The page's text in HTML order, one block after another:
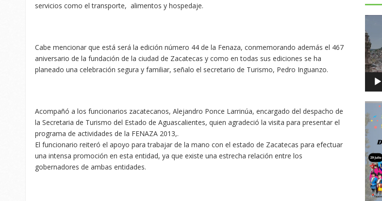
servicios como el transporte, alimentos y hospedaje.
Cabe mencionar que está será la edición número 44 de la Fenaza, conmemorando además el 467
aniversario de la fundación de la ciudad de Zacatecas y como en todas sus ediciones se ha
planeado una celebración segura y familiar, señalo el secretario de Turismo, Pedro Inguanzo.
Acompañó a los funcionarios zacatecanos, Alejandro Ponce Larrinúa, encargado del despacho de
la Secretaria de Turismo del Estado de Aguascalientes, quien agradeció la visita para presentar el
programa de actividades de la FENAZA 2013,.
El funcionario reiteró el apoyo para trabajar de la mano con el estado de Zacatecas para efectuar
una intensa promoción en esta entidad, ya que existe una estrecha relación entre los
gobernadores de ambas entidades.
de
vídeo